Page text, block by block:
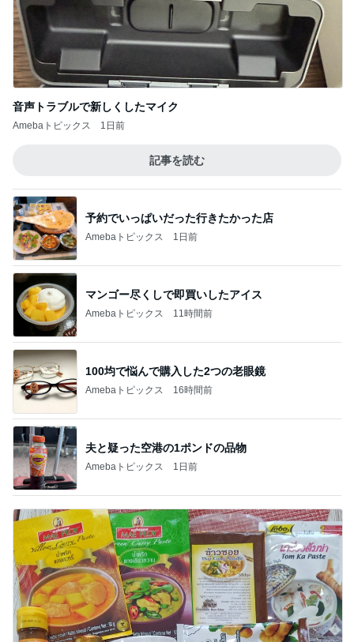
音声トラブルで新しくしたマイク
Amebaトピックス 1日前
記事を読む
予約でいっぱいだった行きたかった店
Amebaトピックス 1日前
マンゴー尽くしで即買いしたアイス
Amebaトピックス 11時間前
100均で悩んで購入した2つの老眼鏡
Amebaトピックス 16時間前
夫と疑った空港の1ポンドの品物
Amebaトピックス 1日前